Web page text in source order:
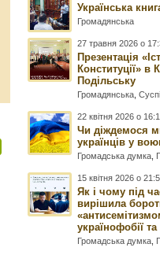
Українська
Громадянська
27 травня 2026 о
Презентація
Конституції» в
Подільську
Громадянська ,
22 квітня 2026 о
Чи діждемося
українців у
Громадська думка
15 квітня 2026 о
Як і чому під
вирішила
українофобії
Громадська думка